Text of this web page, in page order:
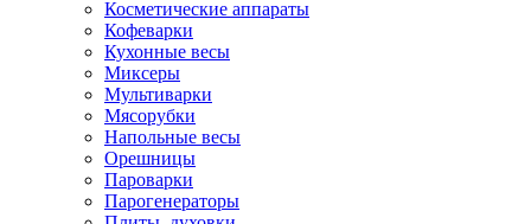
Косметические аппараты
Кофеварки
Кухонные весы
Миксеры
Мультиварки
Мясорубки
Напольные весы
Орешницы
Пароварки
Парогенераторы